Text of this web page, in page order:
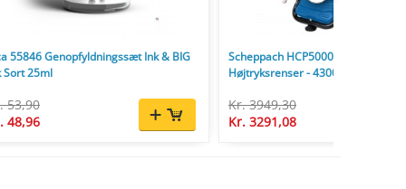
55846 Genopfyldningssæt Ink & BIG
Sort 25ml
53,90
48,96
Scheppach HCP5000 Benzin
Højtryksrenser - 4300W - 241 Bar
Kr. 3949,30
Kr. 3291,08